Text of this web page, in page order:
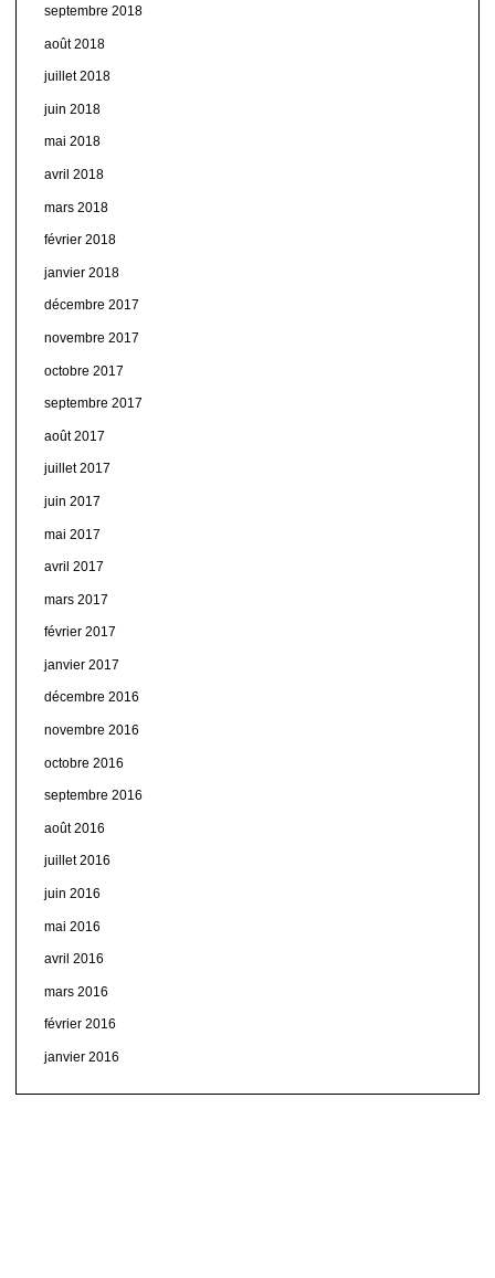
septembre 2018
août 2018
juillet 2018
juin 2018
mai 2018
avril 2018
mars 2018
février 2018
janvier 2018
décembre 2017
novembre 2017
octobre 2017
septembre 2017
août 2017
juillet 2017
juin 2017
mai 2017
avril 2017
mars 2017
février 2017
janvier 2017
décembre 2016
novembre 2016
octobre 2016
septembre 2016
août 2016
juillet 2016
juin 2016
mai 2016
avril 2016
mars 2016
février 2016
janvier 2016